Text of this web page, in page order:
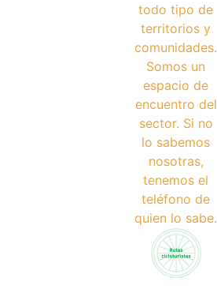
todo tipo de
territorios y
comunidades.
Somos un
espacio de
encuentro del
sector. Si no
lo sabemos
nosotras,
tenemos el
teléfono de
quien lo sabe.